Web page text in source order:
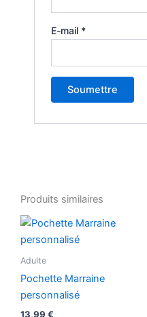
E-mail *
Produits similaires
Adulte
Pochette Marraine
personnalisé
13,99 €